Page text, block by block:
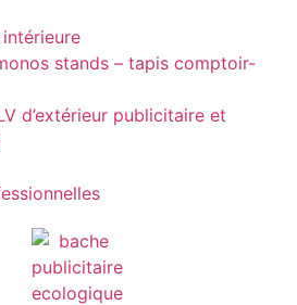
stands – tapis comptoir-
d’extérieur publicitaire et